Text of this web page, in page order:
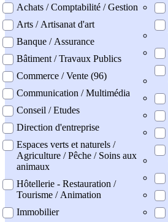
professionel
Achats / Comptabilité / Gestion
Arts / Artisanat d'art
Banque / Assurance
Bâtiment / Travaux Publics
Commerce / Vente (96)
Communication / Multimédia
Conseil / Etudes
Direction d'entreprise
Espaces verts et naturels /
Agriculture / Pêche / Soins aux
animaux
Hôtellerie - Restauration /
Tourisme / Animation
Immobilier